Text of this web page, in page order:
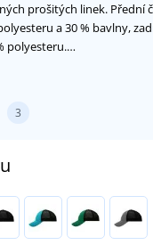
prošitých linek. Přední
a 30 % bavlny,
polyesteru.…
3